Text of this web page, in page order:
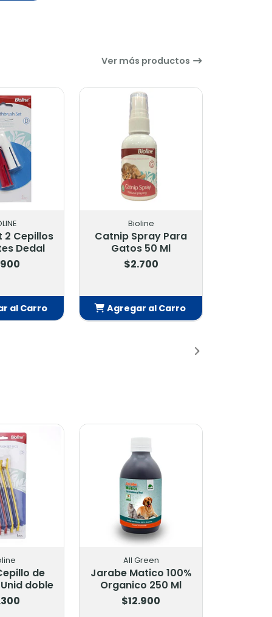
Ver más productos
2 Cepillos
Dedal
al Carro
Bioline
Catnip Spray Para
Gatos 50 Ml
$2.700
Agregar al Carro
de
doble
All Green
Jarabe Matico 100%
Organico 250 Ml
$12.900